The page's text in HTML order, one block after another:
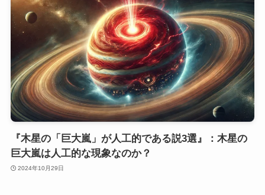
『木星の「巨大嵐」が人工的である説3選』：木星の
巨大嵐は人工的な現象なのか？
2024年10月29日